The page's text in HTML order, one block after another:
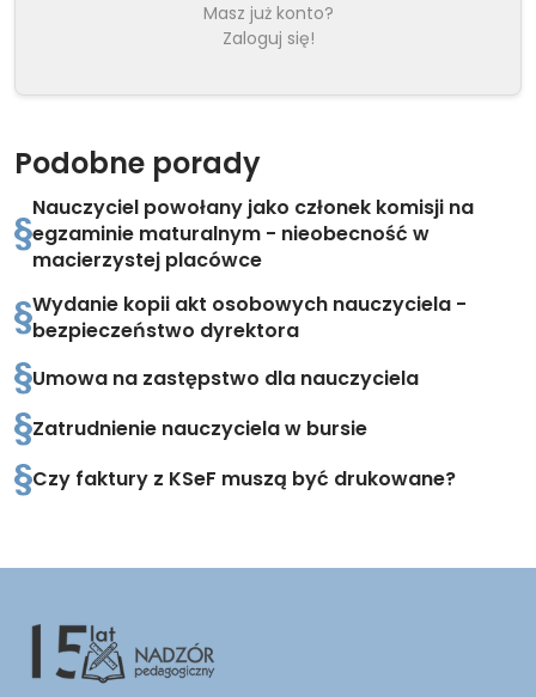
Masz już konto?
Zaloguj się!
Podobne porady
Nauczyciel powołany jako członek komisji na
egzaminie maturalnym - nieobecność w
macierzystej placówce
Wydanie kopii akt osobowych nauczyciela -
bezpieczeństwo dyrektora
Umowa na zastępstwo dla nauczyciela
Zatrudnienie nauczyciela w bursie
Czy faktury z KSeF muszą być drukowane?